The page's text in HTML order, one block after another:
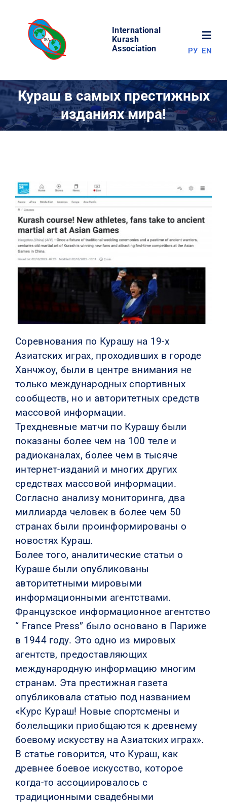
content
International
Kurash
Association
МИР КУРАША
РЕЗУЛЬТАТЫ
КОНТАКТЫ
РУ EN
Кураш в самых престижных
изданиях мира!
Соревнования по Курашу на 19-х
Азиатских играх, проходивших в городе
Ханчжоу, были в центре внимания не
только международных спортивных
сообществ, но и авторитетных средств
массовой информации.
Трехдневные матчи по Курашу были
показаны более чем на 100 теле и
радиоканалах, более чем в тысяче
интернет-изданий и многих других
средствах массовой информации.
Согласно анализу мониторинга, два
миллиарда человек в более чем 50
странах были проинформированы о
новостях Кураш.
Более того, аналитические статьи о
Кураше были опубликованы
авторитетными мировыми
информационными агентствами.
Французское информационное агентство
“ France Press” было основано в Париже
в 1944 году. Это одно из мировых
агентств, предоставляющих
международную информацию многим
странам. Эта престижная газета
опубликовала статью под названием
«Курс Кураш! Новые спортсмены и
болельщики приобщаются к древнему
боевому искусству на Азиатских играх».
В статье говорится, что Кураш, как
древнее боевое искусство, которое
когда-то ассоциировалось с
традиционными свадебными